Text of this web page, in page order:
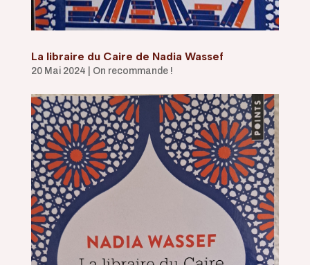
La libraire du Caire de Nadia Wassef
20 Mai 2024 On recommande !